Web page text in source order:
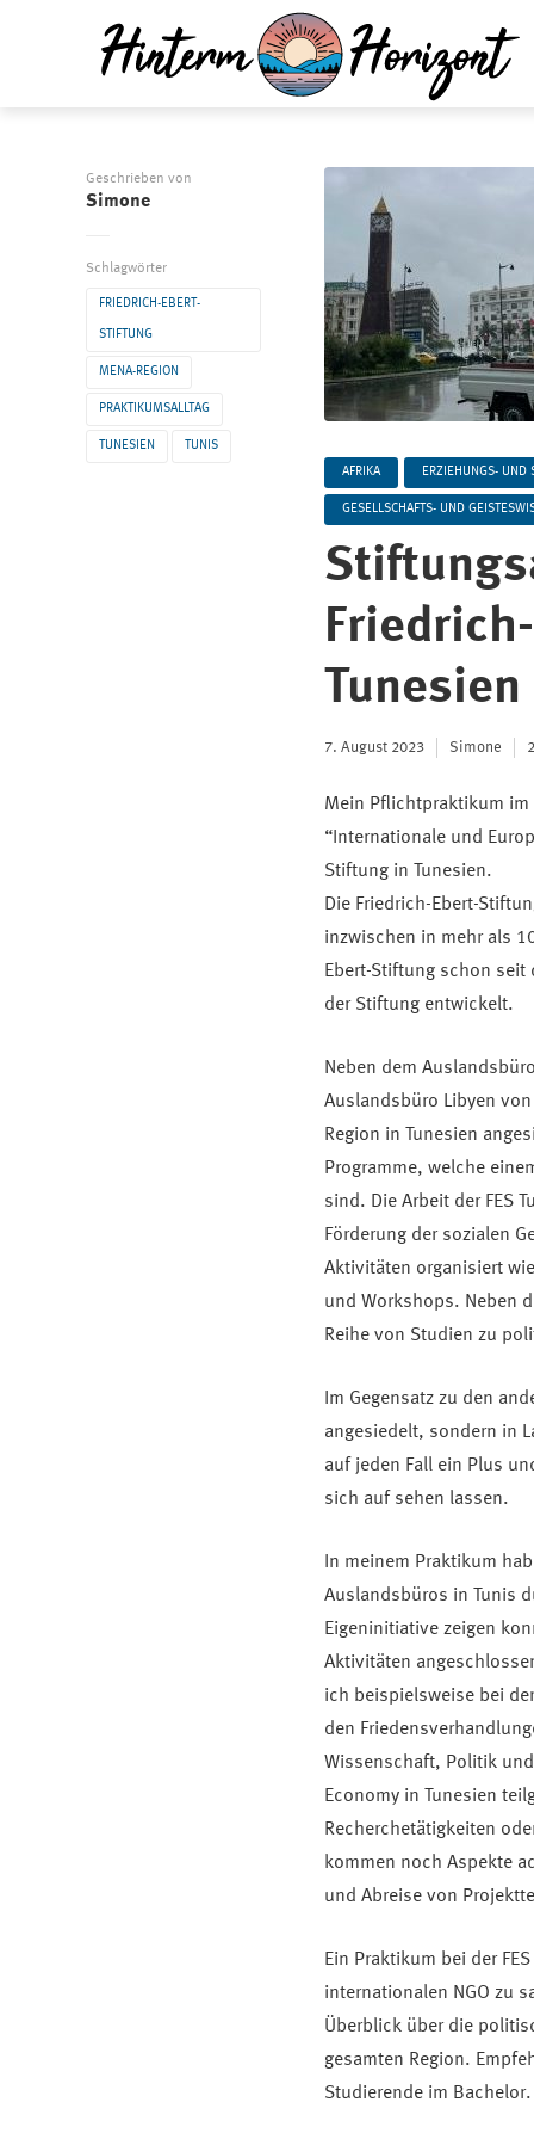
Geschrieben von
Simone
Schlagwörter
FRIEDRICH-EBERT-
STIFTUNG
MENA-REGION
PRAKTIKUMSALLTAG
TUNESIEN
TUNIS
AFRIKA
ERZIEHUNGS- UND
GESELLSCHAFTS- UND
Tunesien
7. August 2023 Simone
Mein Pflichtpraktikum im
“Internationale und
Stiftung in Tunesien.
Die Friedrich-Ebert-
inzwischen in mehr als
Ebert-Stiftung schon
der Stiftung entwickelt.
Neben dem
Auslandsbüro Libyen
Region in Tunesien
Programme, welche
sind. Die Arbeit der FES
Förderung der sozialen
Aktivitäten organisiert
und Workshops. Neben
Reihe von Studien zu
Im Gegensatz zu den
angesiedelt, sondern in
auf jeden Fall ein Plus
sich auf sehen lassen.
In meinem Praktikum
Auslandsbüros in Tunis
Eigeninitiative zeigen
Aktivitäten
ich beispielsweise bei
den
Wissenschaft, Politik
Economy in Tunesien
Recherchetätigkeiten
kommen noch Aspekte
und Abreise von
Ein Praktikum bei der
internationalen NGO zu
Überblick über die
gesamten Region.
Studierende im